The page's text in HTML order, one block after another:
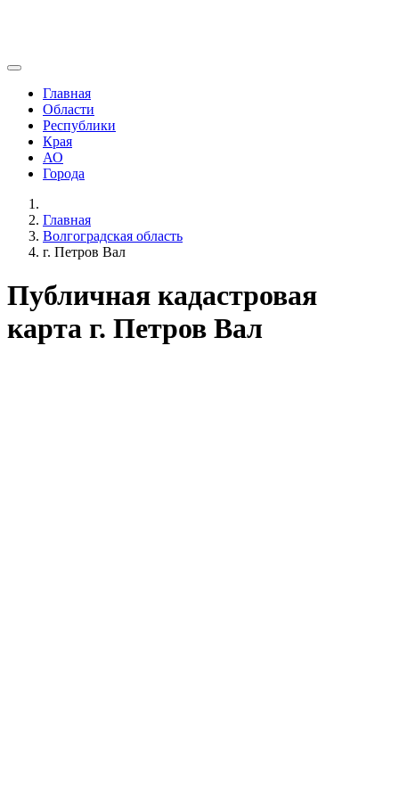
Главная
Области
Республики
Края
АО
Города
Главная
Волгоградская область
г. Петров Вал
Публичная кадастровая
карта г. Петров Вал